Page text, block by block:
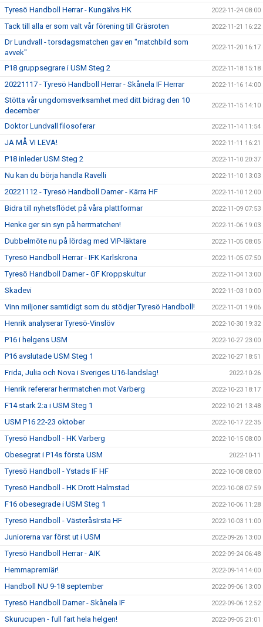
Tyresö Handboll Herrar - Kungälvs HK 2022-11-24 08:00
Tack till alla er som valt vår förening till Gräsroten 2022-11-21 16:22
Dr Lundvall - torsdagsmatchen gav en "matchbild som
avvek"
2022-11-20 16:17
P18 gruppsegrare i USM Steg 2 2022-11-18 15:18
20221117 - Tyresö Handboll Herrar - Skånela IF Herrar 2022-11-16 14:00
Stötta vår ungdomsverksamhet med ditt bidrag den 10
december
2022-11-15 14:10
Doktor Lundvall filosoferar 2022-11-14 11:54
JA MÅ VI LEVA! 2022-11-11 16:21
P18 inleder USM Steg 2 2022-11-10 20:37
Nu kan du börja handla Ravelli 2022-11-10 13:03
20221112 - Tyresö Handboll Damer - Kärra HF 2022-11-10 12:00
Bidra till nyhetsflödet på våra plattformar 2022-11-09 07:53
Henke ger sin syn på herrmatchen! 2022-11-06 19:03
Dubbelmöte nu på lördag med VIP-läktare 2022-11-05 08:05
Tyresö Handboll Herrar - IFK Karlskrona 2022-11-05 07:50
Tyresö Handboll Damer - GF Kroppskultur 2022-11-04 13:00
Skadevi 2022-11-03 10:00
Vinn miljoner samtidigt som du stödjer Tyresö Handboll! 2022-11-01 19:06
Henrik analyserar Tyresö-Vinslöv 2022-10-30 19:32
P16 i helgens USM 2022-10-27 23:00
P16 avslutade USM Steg 1 2022-10-27 18:51
Frida, Julia och Nova i Sveriges U16-landslag! 2022-10-26
Henrik refererar herrmatchen mot Varberg 2022-10-23 18:17
F14 stark 2:a i USM Steg 1 2022-10-21 13:48
USM P16 22-23 oktober 2022-10-17 22:35
Tyresö Handboll - HK Varberg 2022-10-15 08:00
Obesegrat i P14s första USM 2022-10-11
Tyresö Handboll - Ystads IF HF 2022-10-08 08:00
Tyresö Handboll - HK Drott Halmstad 2022-10-08 07:59
F16 obesegrade i USM Steg 1 2022-10-06 11:28
Tyresö Handboll - VästeråsIrsta HF 2022-10-03 11:00
Juniorerna var först ut i USM 2022-09-26 13:00
Tyresö Handboll Herrar - AIK 2022-09-24 06:48
Hemmapremiär! 2022-09-14 14:00
Handboll NU 9-18 september 2022-09-06 13:00
Tyresö Handboll Damer - Skånela IF 2022-09-06 12:52
Skurucupen - full fart hela helgen! 2022-09-05 21:01